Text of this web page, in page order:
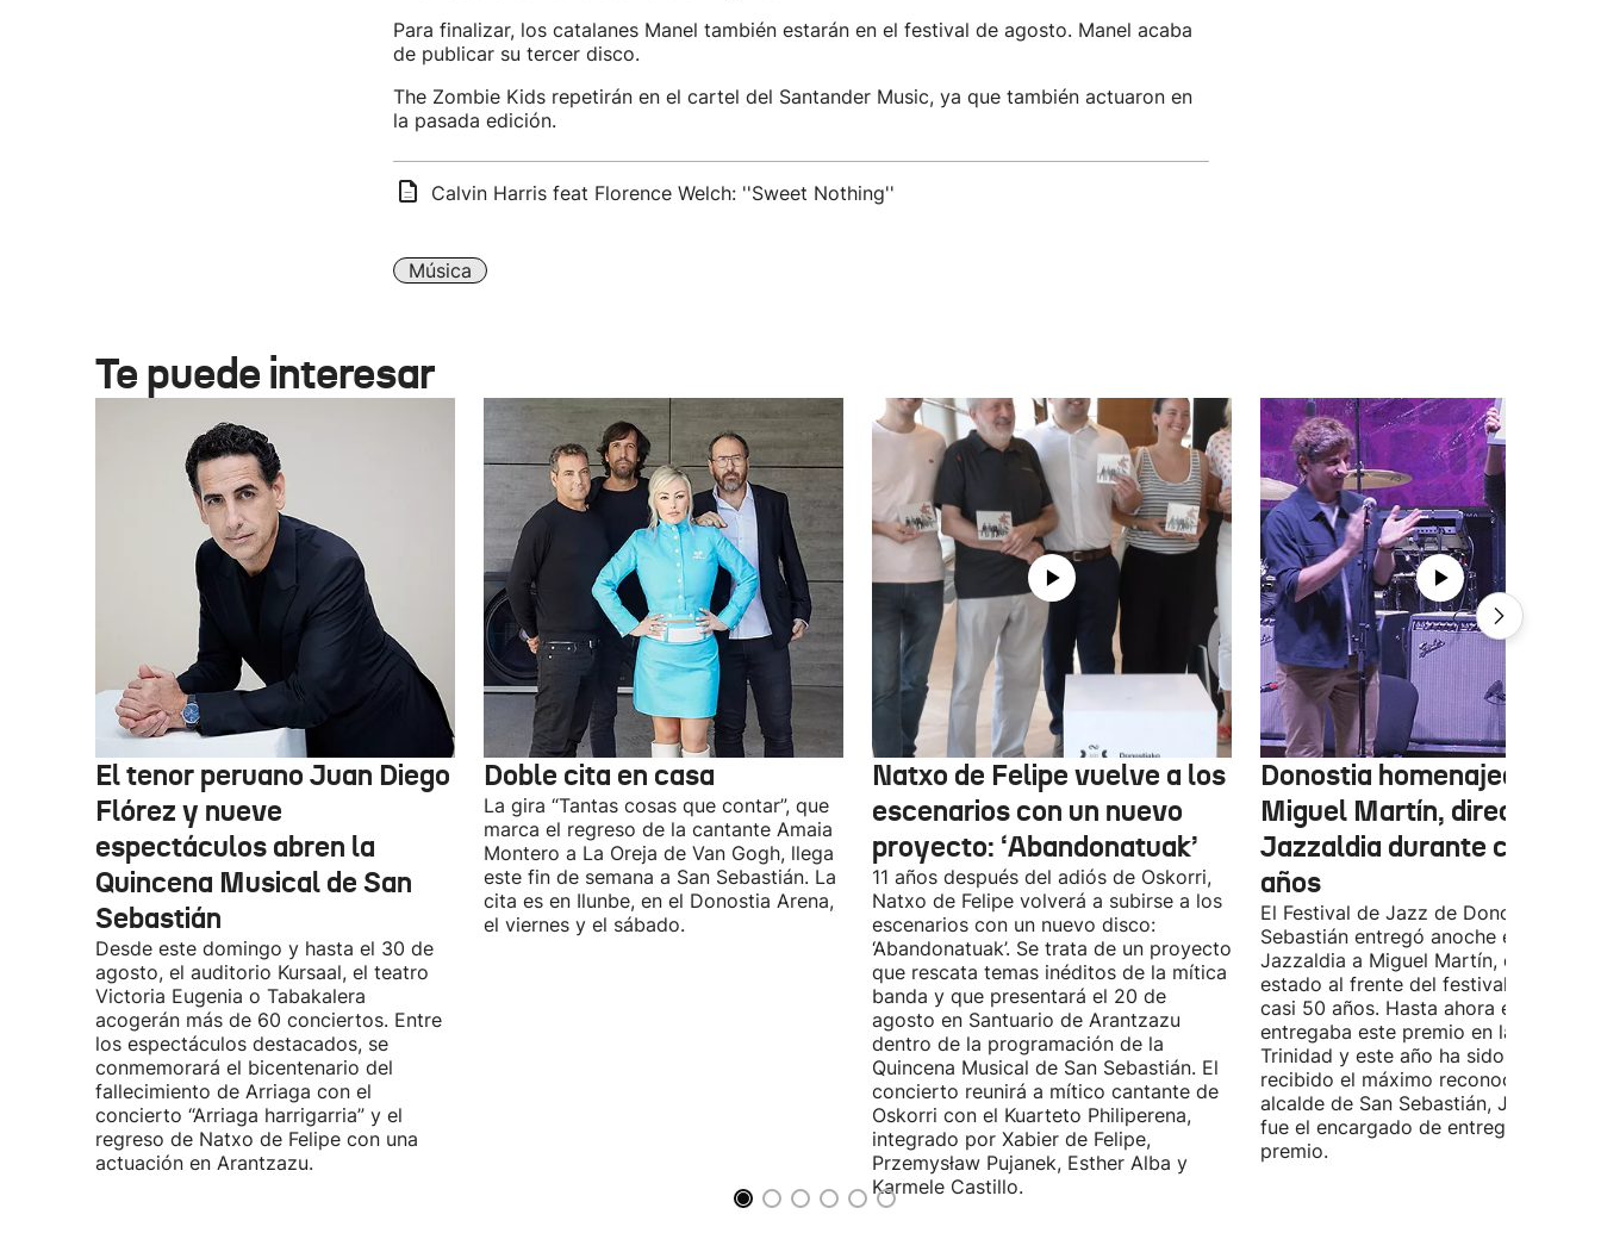
Para finalizar, los catalanes Manel también estarán en el festival de agosto. Manel acaba
de publicar su tercer disco.
The Zombie Kids repetirán en el cartel del Santander Music, ya que también actuaron en
la pasada edición.
Calvin Harris feat Florence Welch: ''Sweet Nothing''
Música
Te puede interesar
El tenor peruano Juan Diego
Flórez y nueve
espectáculos abren la
Quincena Musical de San
Sebastián
Desde este domingo y hasta el 30 de
agosto, el auditorio Kursaal, el teatro
Victoria Eugenia o Tabakalera
acogerán más de 60 conciertos. Entre
los espectáculos destacados, se
conmemorará el bicentenario del
fallecimiento de Arriaga con el
concierto “Arriaga harrigarria” y el
regreso de Natxo de Felipe con una
actuación en Arantzazu.
Doble cita en casa
La gira “Tantas cosas que contar”, que
marca el regreso de la cantante Amaia
Montero a La Oreja de Van Gogh, llega
este fin de semana a San Sebastián. La
cita es en Ilunbe, en el Donostia Arena,
el viernes y el sábado.
Natxo de Felipe vuelve a los
escenarios con un nuevo
proyecto: ‘Abandonatuak’
11 años después del adiós de Oskorri,
Natxo de Felipe volverá a subirse a los
escenarios con un nuevo disco:
‘Abandonatuak’. Se trata de un proyecto
que rescata temas inéditos de la mítica
banda y que presentará el 20 de
agosto en Santuario de Arantzazu
dentro de la programación de la
Quincena Musical de San Sebastián. El
concierto reunirá a mítico cantante de
Oskorri con el Kuarteto Philiperena,
integrado por Xabier de Felipe,
Przemysław Pujanek, Esther Alba y
Karmele Castillo.
Donostia homenajea a
Miguel Martín, director del
Jazzaldia durante casi 50
años
El Festival de Jazz de Donostia-San
Sebastián entregó anoche el premio
Jazzaldia a Miguel Martín, quien ha
estado al frente del festival durante
casi 50 años. Hasta ahora era él
entregaba este premio en la Plaza
Trinidad y este año ha sido él quien
recibido el máximo reconocimiento.
alcalde de San Sebastián, Jon
fue el encargado de entregarle el
premio.